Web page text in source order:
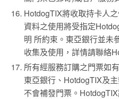
HotdogTIX將收取持卡人
資料之使用將受指定
明 所約束。東亞銀行並未
收集及使用，詳情請聯絡
所有經服務訂購之門票如
東亞銀行、HotdogTIX及
不會補發門票。